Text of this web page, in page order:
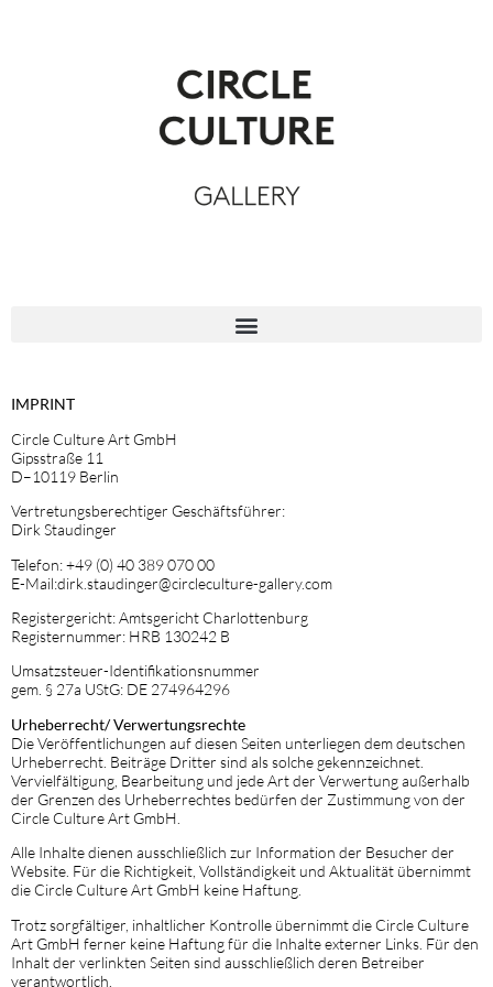
IMPRINT
Circle Culture Art GmbH
Gipsstraße 11
D–10119 Berlin
Vertretungsberechtiger Geschäftsführer:
Dirk Staudinger
Telefon: +49 (0) 40 389 070 00
E-Mail:dirk.staudinger@circleculture-gallery.com
Registergericht: Amtsgericht Charlottenburg
Registernummer: HRB 130242 B
Umsatzsteuer-Identifikationsnummer
gem. § 27a UStG: DE 274964296
Urheberrecht/ Verwertungsrechte
Die Veröffentlichungen auf diesen Seiten unterliegen dem deutschen
Urheberrecht. Beiträge Dritter sind als solche gekennzeichnet.
Vervielfältigung, Bearbeitung und jede Art der Verwertung außerhalb
der Grenzen des Urheberrechtes bedürfen der Zustimmung von der
Circle Culture Art GmbH.
Alle Inhalte dienen ausschließlich zur Information der Besucher der
Website. Für die Richtigkeit, Vollständigkeit und Aktualität übernimmt
die Circle Culture Art GmbH keine Haftung.
Trotz sorgfältiger, inhaltlicher Kontrolle übernimmt die Circle Culture
Art GmbH ferner keine Haftung für die Inhalte externer Links. Für den
Inhalt der verlinkten Seiten sind ausschließlich deren Betreiber
verantwortlich.